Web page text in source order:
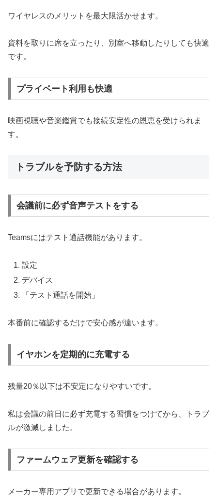
ワイヤレスのメリットを最大限活かせます。
資料を取りに席を立ったり、別室へ移動したりしても快適
です。
プライベート利用も快適
映画視聴や音楽鑑賞でも接続安定性の恩恵を受けられま
す。
トラブルを予防する方法
会議前に必ず音声テストをする
Teamsにはテスト通話機能があります。
設定
デバイス
「テスト通話を開始」
本番前に確認するだけで安心感が違います。
イヤホンを定期的に充電する
残量20％以下は不安定になりやすいです。
私は会議の前日に必ず充電する習慣をつけてから、トラブ
ルが激減しました。
ファームウェア更新を確認する
メーカー専用アプリで更新できる場合があります。